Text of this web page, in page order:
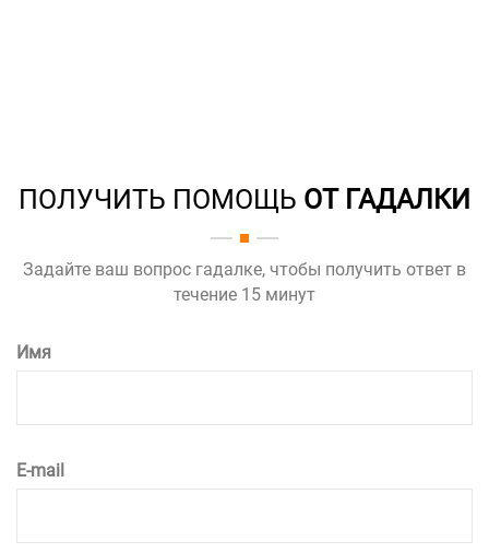
ПОЛУЧИТЬ ПОМОЩЬ ОТ ГАДАЛКИ
Задайте ваш вопрос гадалке, чтобы получить ответ в
течение 15 минут
Имя
E-mail